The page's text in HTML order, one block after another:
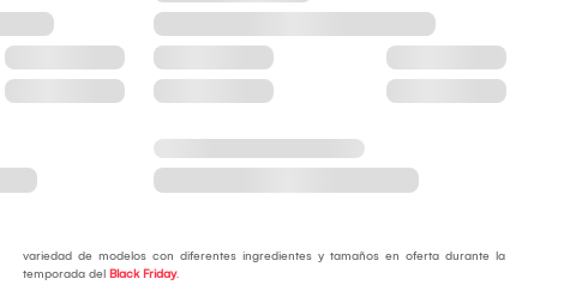
variedad de modelos con diferentes ingredientes y tamaños en oferta durante la
temporada del Black Friday.